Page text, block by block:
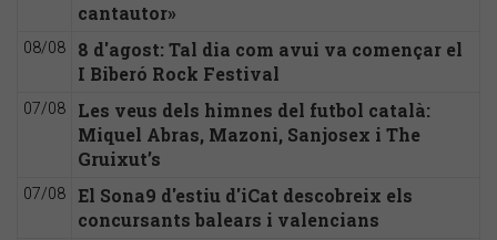
cantautor»
08/08
8 d'agost: Tal dia com avui va començar el
I Biberó Rock Festival
07/08
Les veus dels himnes del futbol català:
Miquel Abras, Mazoni, Sanjosex i The
Gruixut’s
07/08
El Sona9 d'estiu d'iCat descobreix els
concursants balears i valencians